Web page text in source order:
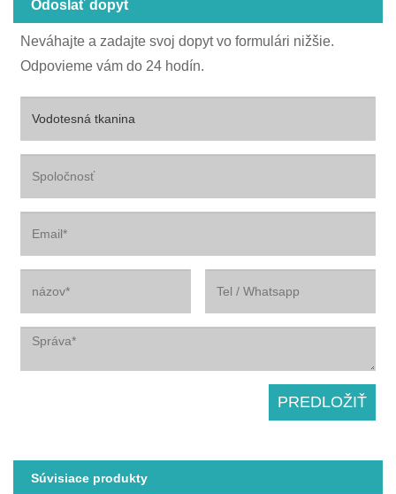
Odoslať dopyt
Neváhajte a zadajte svoj dopyt vo formulári nižšie.
Odpovieme vám do 24 hodín.
Súvisiace produkty